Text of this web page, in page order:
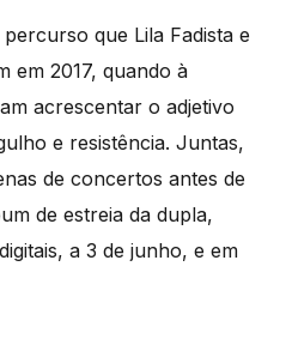
que Lila Fadista e
em 2017, quando à
acrescentar o adjetivo
e resistência. Juntas,
de concertos antes de
de estreia da dupla,
a 3 de junho, e em